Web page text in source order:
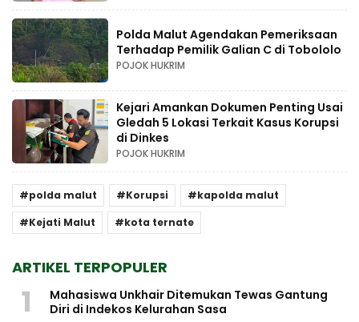
Polda Malut Agendakan Pemeriksaan
Terhadap Pemilik Galian C di Tobololo
POJOK HUKRIM
Kejari Amankan Dokumen Penting Usai
Gledah 5 Lokasi Terkait Kasus Korupsi
di Dinkes
POJOK HUKRIM
polda malut Korupsi
kapolda malut
Kejati Malut
kota ternate
ARTIKEL TERPOPULER
1
Mahasiswa Unkhair Ditemukan Tewas Gantung
Diri di Indekos Kelurahan Sasa